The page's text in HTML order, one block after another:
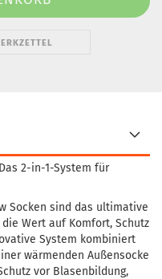
2-in-1-System für
Socken sind das ultimative
Wert auf Komfort, Schutz
System kombiniert
wärmenden Außensocke
vor Blasenbildung,